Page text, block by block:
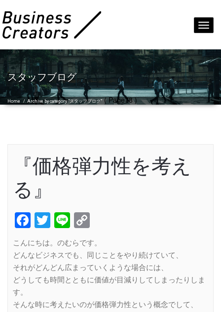
スタッフブログ
Home /Archive by category "スタッフブログ"( Page78 )
『価格弾力性を考え
る』
Facebook
Twitter
Line
Link
こんにちは。のむらです。
どんなビジネスでも、同じことをやり続けていて、
それがどんどん広まっていくような場合には、
どうしても時間とともに価値が目減りしてしまったりしま
す。
そんな時に考えたいのが価格弾力性という概念でして、